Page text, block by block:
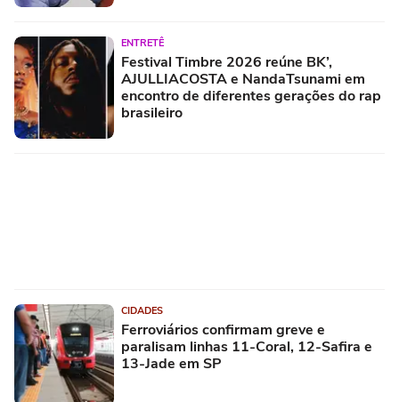
ENTRETÊ
Festival Timbre 2026 reúne BK’,
AJULLIACOSTA e NandaTsunami em
encontro de diferentes gerações do rap
brasileiro
CIDADES
Ferroviários confirmam greve e
paralisam linhas 11-Coral, 12-Safira e
13-Jade em SP